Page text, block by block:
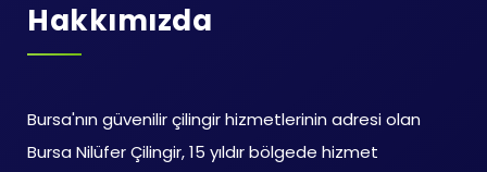
Hakkımızda
Bursa'nın güvenilir çilingir hizmetlerinin adresi olan
Bursa Nilüfer Çilingir, 15 yıldır bölgede hizmet